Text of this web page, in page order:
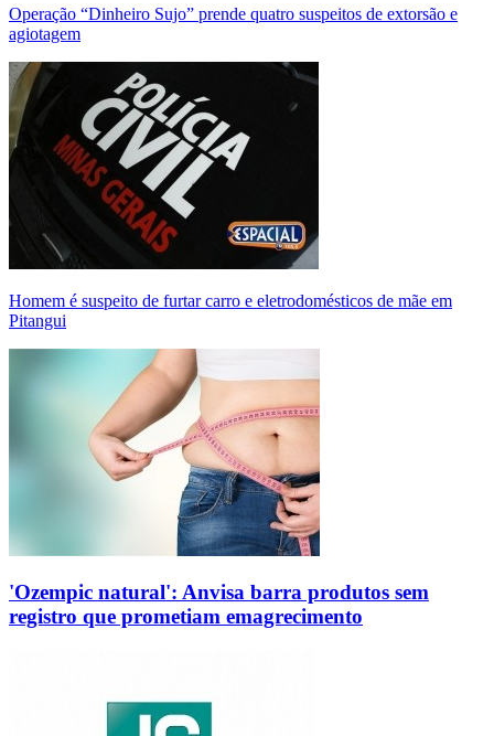
Operação “Dinheiro Sujo” prende quatro suspeitos de extorsão e
agiotagem
Homem é suspeito de furtar carro e eletrodomésticos de mãe em
Pitangui
'Ozempic natural': Anvisa barra produtos sem
registro que prometiam emagrecimento